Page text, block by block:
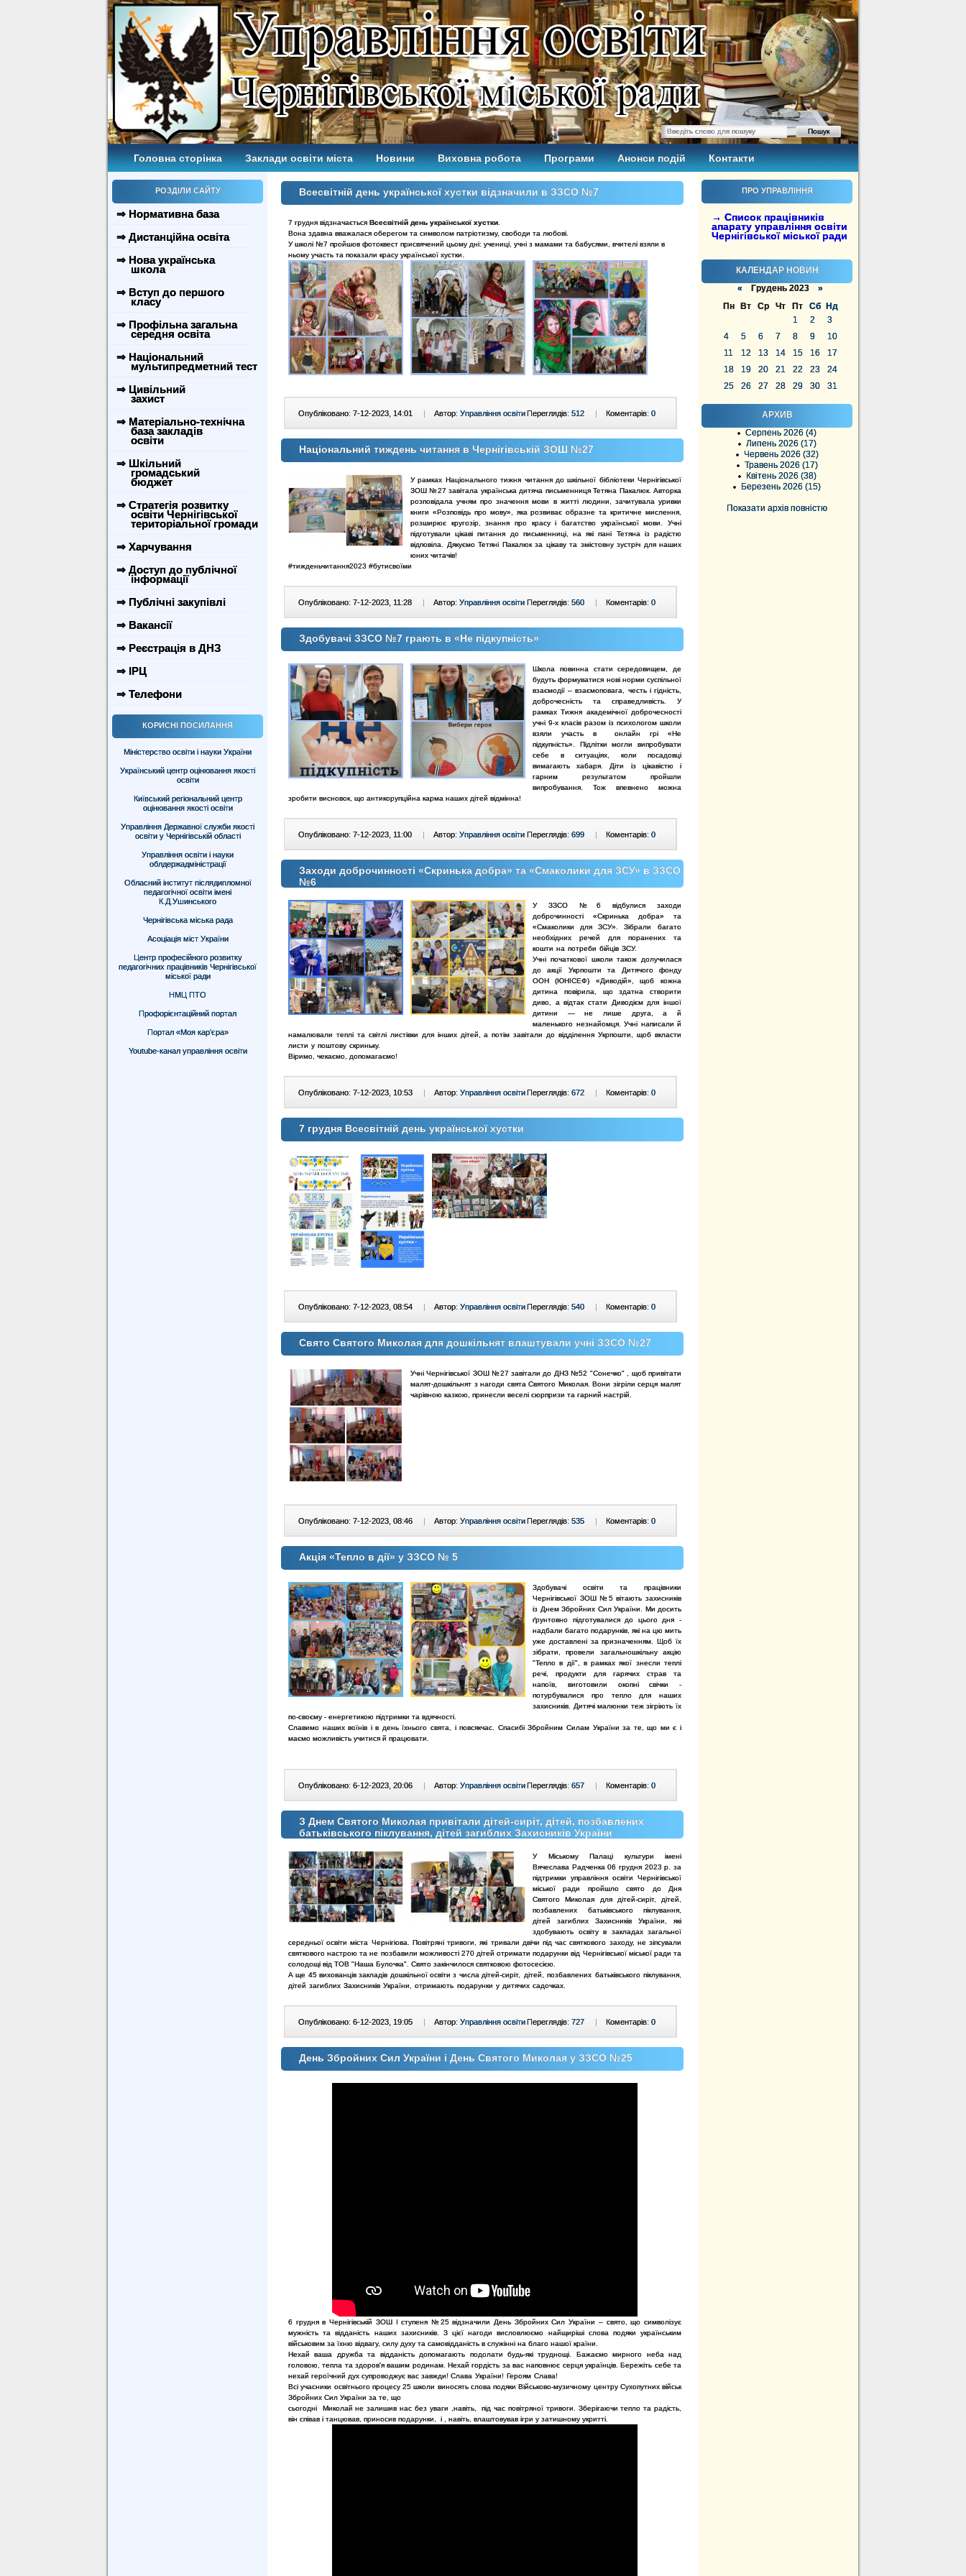
Головна сторінка Заклади освіти міста Новини Виховна робота Програми Анонси подій Контакти
РОЗДІЛИ САЙТУ
⇒ Нормативна база
⇒ Дистанційна освіта
⇒ Нова українська
школа
⇒ Вступ до першого
класу
⇒ Профільна загальна
середня освіта
⇒ Національний
мультипредметний тест
⇒ Цивільний
захист
⇒ Матеріально-технічна
база закладів
освіти
⇒ Шкільний
громадський
бюджет
⇒ Стратегія розвитку
освіти Чернігівської
територіальної громади
⇒ Харчування
⇒ Доступ до публічної
інформації
⇒ Публічні закупівлі
⇒ Вакансії
⇒ Реєстрація в ДНЗ
⇒ ІРЦ
⇒ Телефони
КОРИСНІ ПОСИЛАННЯ
Міністерство освіти і науки України
Український центр оцінювання якості
освіти
Київський регіональний центр
оцінювання якості освіти
Управління Державної служби якості
освіти у Чернігівській області
Управління освіти і науки
облдержадміністрації
Обласний інститут післядипломної
педагогічної освіти імені
К.Д.Ушинського
Чернігівська міська рада
Асоціація міст України
Центр професійного розвитку
педагогічних працівників Чернігівської
міської ради
НМЦ ПТО
Профорієнтаційний портал
Портал «Моя кар’єра»
Youtube-канал управління освіти
ПРО УПРАВЛІННЯ
→ Список працівників
апарату управління освіти
Чернігівської міської ради
КАЛЕНДАР НОВИН
« Грудень 2023 »
Пн
Вт Ср Чт Пт Сб
Нд
1
2
3
4
5 6 7 8 9
10
11
12 13 14 15 16
17
18
19 20 21 22 23
24
25
26 27 28 29 30 31
АРХИВ
Серпень 2026 (4)
Липень 2026 (17)
Червень 2026 (32)
Травень 2026 (17)
Квітень 2026 (38)
Березень 2026 (15)
Показати архів повністю
Всесвітній день української хустки відзначили в ЗЗСО №7
7 грудня відзначається Всесвітній день української хустки
Вона здавна вважалася оберегом та символом патріотизму, свободи та любові.
У школі №7 пройшов фотоквест присвячений цьому дні: учениці, учні з мамами та бабусями, вчителі взяли в
ньому участь та показали красу української хустки.
Опубліковано: 7-12-2023, 14:01 | Автор: Управління освіти Коментарів: 0
Переглядів: 512 |
Національний тиждень читання в Чернігівській ЗОШ №27
У рамках Національного тижня читання до шкільної бібліотеки Чернігівської
ЗОШ №27 завітала українська дитяча письменниця Тетяна Пакалюк. Авторка
розповідала учням про значення мови в житті людини, зачитувала уривки
книги «Розповідь про мову», яка розвиває образне та критичне мислення,
розширює кругозір, знання про красу і багатство української мови. Учні
підготували цікаві питання до письменниці, на які пані Тетяна із радістю
відповіла. Дякуємо Тетяні Пакалюк за цікаву та змістовну зустріч для наших
юних читачів!
#тижденьчитання2023 #бутисвоїми
Опубліковано: 7-12-2023, 11:28 | Автор: Управління освіти Коментарів: 0
Переглядів: 560 |
Здобувачі ЗЗСО №7 грають в «Не підкупність»
Школа повинна стати середовищем, де
будуть формуватися нові норми суспільної
взаємодії – взаємоповага, честь і гідність,
доброчесність та справедливість. У
рамках Тижня академічної доброчесності
учні 9-х класів разом із психологом школи
взяли участь в онлайн грі «Не
підкупність». Підлітки могли випробувати
себе в ситуаціях, коли посадовці
вимагають хабаря. Діти із цікавістю і
гарним результатом пройшли
випробування. Тож впевнено можна
зробити висновок, що антикорупційна карма наших дітей відмінна!
Опубліковано: 7-12-2023, 11:00 | Автор: Управління освіти Коментарів: 0
Переглядів: 699 |
Заходи доброчинності «Скринька добра» та «Смаколики для ЗСУ» в ЗЗСО
№6
У ЗЗСО №6 відбулися заходи
доброчинності «Скринька добра» та
«Смаколики для ЗСУ». Зібрали багато
необхідних речей для поранених та
кошти на потреби бійців ЗСУ.
Учні початкової школи також долучилася
до акції Укрпошти та Дитячого фонду
ООН (ЮНІСЕФ) «Диводій», щоб кожна
дитина повірила, що здатна створити
диво, а відтак стати Диводієм для іншої
дитини — не лише друга, а й
маленького незнайомця. Учні написали й
намалювали теплі та світлі листівки для інших дітей, а потім завітали довідділення Укрпошти, щоб вкласти
листи у поштову скриньку.
Віримо, чекаємо, допомагаємо!
Опубліковано: 7-12-2023, 10:53 | Автор: Управління освіти Коментарів: 0
Переглядів: 672 |
7 грудня Всесвітній день української хустки
Опубліковано: 7-12-2023, 08:54 | Автор: Управління освіти Коментарів: 0
Переглядів: 540 |
Свято Святого Миколая для дошкільнят влаштували учні ЗЗСО №27
Учні Чернігівської ЗОШ №27 завітали до ДНЗ №52 "Сонечко" , щоб привітати
малят-дошкільнят з нагоди свята Святого Миколая. Вони зігріли серця малят
чарівною казкою, принесли веселі сюрпризи та гарний настрій.
Опубліковано: 7-12-2023, 08:46 | Автор: Управління освіти Коментарів: 0
Переглядів: 535 |
Акція «Тепло в дії» у ЗЗСО № 5
Здобувачі освіти та працівники
Чернігівської ЗОШ №5 вітають захисників
із Днем Збройних Сил України. Ми досить
ґрунтовно підготувалися до цього дня -
надбали багато подарунків, які на цю мить
уже доставлені за призначенням. Щоб їх
зібрати, провели загальношкільну акцію
"Тепло в дії", в рамках якої знесли теплі
речі, продукти для гарячих страв та
напоїв, виготовили окопні свічки -
потурбувалися про тепло для наших
захисників. Дитячі малюнки теж зігріють їх
по-своєму - енергетикою підтримки та вдячності.
Славимо наших воїнів і в день їхнього свята, і повсякчас. Спасибі Збройним Силам України за те, що ми є і
маємо можливість учитися й працювати.
Опубліковано: 6-12-2023, 20:06 | Автор: Управління освіти Коментарів: 0
Переглядів: 657 |
З Днем Святого Миколая привітали дітей-сиріт, дітей, позбавлених
батьківського піклування, дітей загиблих Захисників України
У Міському Палаці культури імені
Вячеслава Радченка 06 грудня 2023 р. за
підтримки управління освіти Чернігівської
міської ради пройшло свято до Дня
Святого Миколая для дітей-сиріт, дітей,
позбавлених батьківського піклування,
дітей загиблих Захисників України, які
здобувають освіту в закладах загальної
середньої освіти міста Чернігіова. Повітряні тривоги, які тривали двічи під час святкового заходу, не зіпсували
святкового настрою та не позбавили можливості 270 дітей отримати подарунки від Чернігівської міської ради та
солодощі від ТОВ "Наша Булочка". Свято закінчилося святковою фотосесією.
А ще 45 вихованців закладів дошкільної освіти з числа дітей-сиріт, дітей, позбавлених батьківського піклування,
дітей загиблих Захисників України, отримають подарунки у дитячих садочках.
Опубліковано: 6-12-2023, 19:05 | Автор: Управління освіти Коментарів: 0
Переглядів: 727 |
День Збройних Сил України і День Святого Миколая у ЗЗСО №25
6 грудня в Чернігівській ЗОШ І ступеня №25 відзначили День Збройних Сил України – свято, що символізує
мужність та відданість наших захисників. З цієї нагоди висловлюємо найщиріші слова подяки українським
військовим за їхню відвагу, силу духу та самовідданість в служінні на благо нашої країни.
Нехай ваша дружба та відданість допомагають подолати будь-які труднощі. Бажаємо мирного неба над
головою, тепла та здоров'я вашим родинам. Нехай гордість за вас наповнює серця українців. Бережіть себе та
нехай героїчний дух супроводжує вас завжди! Слава України! Героям Слава!
Всі учасники освітнього процесу 25 школи виносять слова подяки Військово-музичному центру Сухопутних військ
Збройних Сил України за те, що
сьогодні Миколай не залишив нас без уваги ,навіть, під час повітряної тривоги. Зберігаючи тепло та радість,
він співав і танцював, приносив подарунки, і , навіть, влаштовував ігри у затишному укритті.